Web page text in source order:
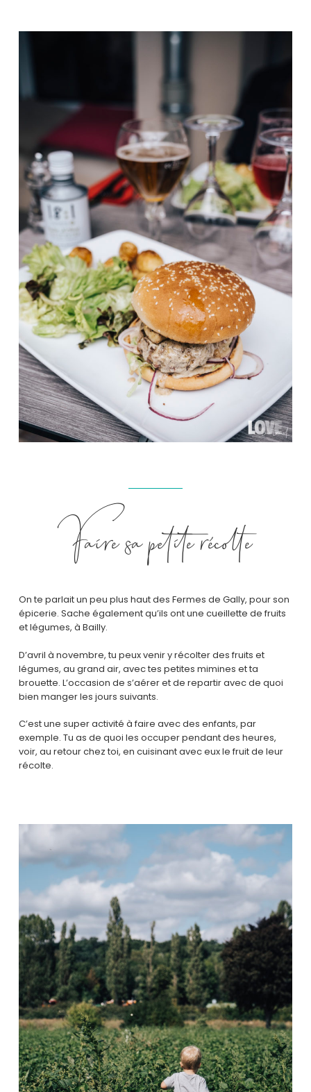
Faire sa petite récolte
On te parlait un peu plus haut des Fermes de Gally, pour son
épicerie. Sache également qu’ils ont une cueillette de fruits
et légumes, à Bailly.
D’avril à novembre, tu peux venir y récolter des fruits et
légumes, au grand air, avec tes petites mimines et ta
brouette. L’occasion de s’aérer et de repartir avec de quoi
bien manger les jours suivants.
C’est une super activité à faire avec des enfants, par
exemple. Tu as de quoi les occuper pendant des heures,
voir, au retour chez toi, en cuisinant avec eux le fruit de leur
récolte.